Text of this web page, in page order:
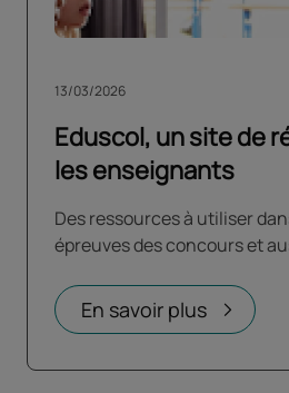
Eduscol, un site de
les enseignants
13/03/2026
Des ressources à utiliser
épreuves des concours et
En savoir plus